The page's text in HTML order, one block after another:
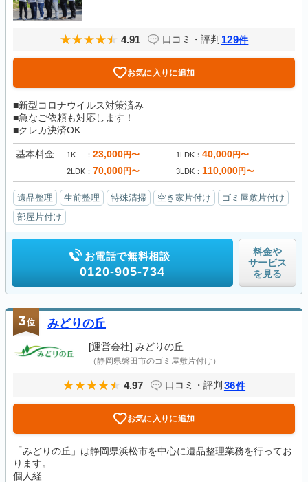
4.91 口コミ・評判 129件
お気に入りに追加
■新型コロナウイルス対策済み
■急なご依頼も対応します！
■クレカ決済OK...
基本料金 1K 23,000円〜 1LDK 40,000円〜
2LDK 70,000円〜 3LDK 110,000円〜
遺品整理 生前整理 特殊清掃 空き家片付け
ゴミ屋敷片付け
部屋片付け
お電話で無料相談
0120-905-734
料金や
サービス
を見る
3位 みどりの丘
[運営会社] みどりの丘
（静岡県磐田市のゴミ屋敷片付け）
4.97 口コミ・評判 36件
お気に入りに追加
「みどりの丘」は静岡県浜松市を中心に遺品整理業務を行ってお
ります。
個人経...